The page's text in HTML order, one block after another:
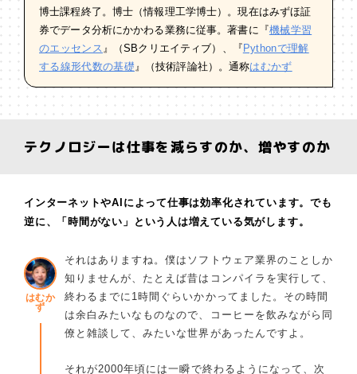
博士課程終了。博士（情報理工学博士）。現在はみずほ証
券でデータ分析にかかわる業務に従事。著書に『機械学習
のエッセンス』（SBクリエイティブ）、『 Pythonで理解
する線形代数の基礎』（技術評論社）。通称はむかず
テクノロジーは仕事を減らすのか、増やすのか
インターネットやAIによって仕事は効率化されています。でも
逆に、「時間がない」という人は増えている気がします。
はむか
ず
それはありますね。僕はソフトウェア業界のことしか
知りませんが、たとえば昔はコンパイラを実行して、
終わるまでに1時間ぐらいかかってました。その時間
は余白みたいなものなので、コーヒーを飲みながら同
僚と雑談して、みたいな世界があったんですよ。
それが2000年頃には一瞬で終わるようになって、次